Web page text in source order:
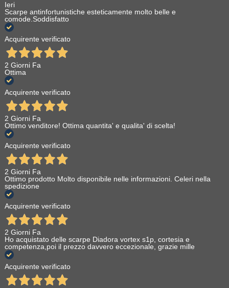
Ieri
Scarpe antinfortunistiche esteticamente molto belle e
comode.Soddisfatto
Acquirente verificato
2 Giorni Fa
Ottima
Acquirente verificato
2 Giorni Fa
Ottimo venditore! Ottima quantita' e qualita' di scelta!
Acquirente verificato
2 Giorni Fa
Ottimo prodotto Molto disponibile nelle informazioni. Celeri nella
spedizione
Acquirente verificato
2 Giorni Fa
Ho acquistato delle scarpe Diadora vortex s1p, cortesia e
competenza,poi il prezzo davvero eccezionale, grazie mille
Acquirente verificato